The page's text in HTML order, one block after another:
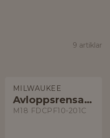
9 artiklar
MILWAUKEE
Avloppsrensare
M18 FDCPF10-201C